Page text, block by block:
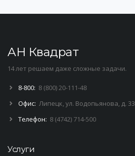
АН Квадрат
14 лет решаем даже сложные задачи.
8-800: 8 (800) 20-111-48
Офис: Липецк, ул. Водопьянова, д. 33
Телефон: 8 (4742) 714-500
Услуги